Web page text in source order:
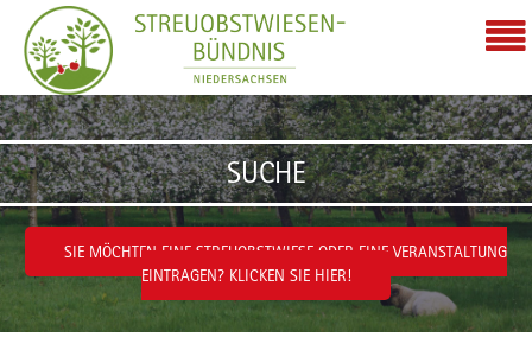
Zum Inhalt wechseln
SUCHE
SIE MÖCHTEN EINE STREUOBSTWIESE ODER EINE VERANSTALTUNG
EINTRAGEN? KLICKEN SIE HIER!